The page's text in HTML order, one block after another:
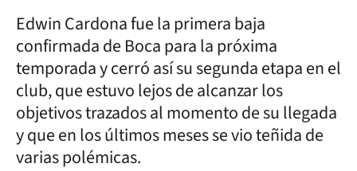
Edwin Cardona fue la primera baja
confirmada de Boca para la próxima
temporada y cerró así su segunda etapa en el
club, que estuvo lejos de alcanzar los
objetivos trazados al momento de su llegada
y que en los últimos meses se vio teñida de
varias polémicas.